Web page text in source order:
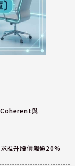
Coherent與
推升股價飆逾20%